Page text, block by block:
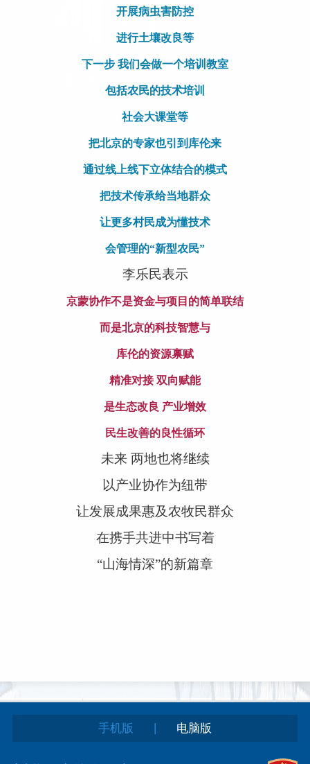
开展病虫害防控
进行土壤改良等
下一步 我们会做一个培训教室
包括农民的技术培训
社会大课堂等
把北京的专家也引到库伦来
通过线上线下立体结合的模式
把技术传承给当地群众
让更多村民成为懂技术
会管理的“新型农民”
李乐民表示
京蒙协作不是资金与项目的简单联结
而是北京的科技智慧与
库伦的资源禀赋
精准对接 双向赋能
是生态改良 产业增效
民生改善的良性循环
未来 两地也将继续
以产业协作为纽带
让发展成果惠及农牧民群众
在携手共进中书写着
“山海情深”的新篇章
手机版 电脑版